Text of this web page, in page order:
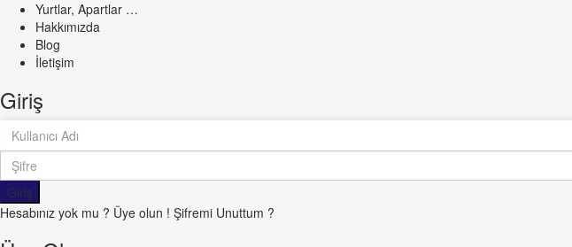
Yurtlar, Apartlar …
Hakkımızda
Blog
İletişim
Giriş
Giriş
Hesabınız yok mu ? Üye olun ! Şifremi Unuttum ?